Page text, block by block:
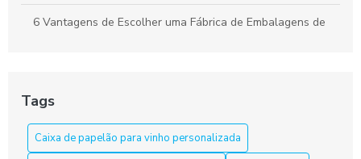
6 Vantagens de Escolher uma Fábrica de Embalagens de
As Razões para Investir em Embalagem Personalizada
As Vantagens de Usar Caixa de Papelão para Salgados
Tags
Caixa de papelão para vinho personalizada